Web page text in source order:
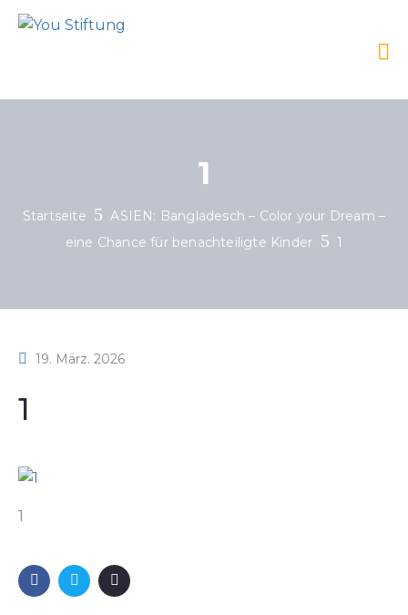
1
Startseite
ASIEN: Bangladesch – Color your Dream –
eine Chance für benachteiligte Kinder
1
19. März. 2026
1
1